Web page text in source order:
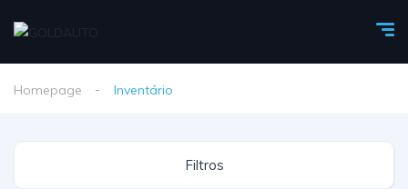
Homepage Inventário
Filtros